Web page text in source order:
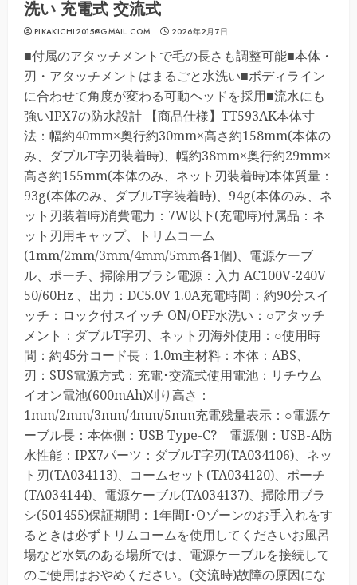
洗い 充電式 交流式
PIKAKICHI2015@GMAIL.COM 2026年2月7日
■付属のアタッチメントで毛の長さも調整可能■本体・
刃・アタッチメントはまるごと水洗い■ボディライン
に合わせて角度が変わる可動ヘッドを採用■流水にも
強いIPX7の防水設計 【商品仕様】TT593AK本体寸
法：幅約40mm×奥行約30mm×高さ約158mm(本体の
み、ダブルT字刃装着時)、幅約38mm×奥行約29mm×
高さ約155mm(本体のみ、ネット刃装着時)本体質量：
93g(本体のみ、ダブルT字装着時)、94g(本体のみ、ネ
ット刃装着時)消費電力：7W以下(充電時)付属品：ネ
ット刃用キャップ、トリムコーム
(1mm/2mm/3mm/4mm/5mm各1個)、電源ケーブ
ル、ポーチ、掃除用ブラシ電源：入力 AC100V-240V
50/60Hz 、出力：DC5.0V 1.0A充電時間：約90分スイ
ッチ：ロック付スイッチ ON/OFF水洗い：○アタッチ
メント：ダブルT字刃、ネット刃海外使用：○使用時
間：約45分コード長：1.0m主材料：本体：ABS、
刃：SUS電源方式：充電･交流式使用電池：リチウム
イオン電池(600mAh)刈り高さ：
1mm/2mm/3mm/4mm/5mm充電残量表示：○電源ケ
ーブル長：本体側：USB Type-C? 電源側：USB-A防
水性能：IPX7パーツ：ダブルT字刃(TA034106)、ネッ
ト刃(TA034113)、コームセット(TA034120)、ポーチ
(TA034144)、電源ケーブル(TA034137)、掃除用ブラ
シ(501455)保証期間：1年間I･Oゾーンのお手入れをす
るときは必ずトリムコームを使用してくださいお風呂
場など水気のある場所では、電源ケーブルを接続して
のご使用はおやめください。(交流時)故障の原因にな